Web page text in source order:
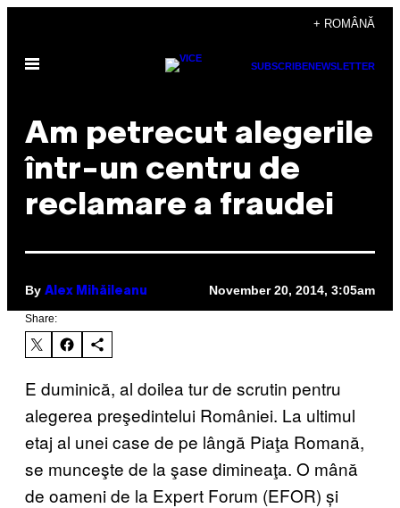
content
+ ROMÂNĂ
Open
SUBSCRIBENEWSLETTER
Am petrecut alegerile
într-un centru de
reclamare a fraudei
By Alex Mihăileanu November 20, 2014, 3:05am
Share:
​E duminică, al doilea tur de scrutin pentru
alegerea preşedintelui României. La ultimul
etaj al unei case de pe lângă Piaţa Romană,
se munceşte de la şase dimineaţa. O mână
de oameni de la Expert Forum (EFOR) și